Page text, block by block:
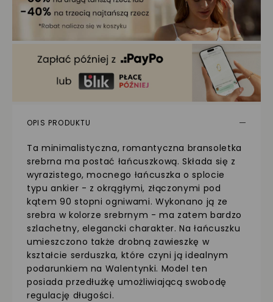
OPIS PRODUKTU
Ta minimalistyczna, romantyczna bransoletka
srebrna ma postać łańcuszkową. Składa się z
wyrazistego, mocnego łańcuszka o splocie
typu ankier - z okrągłymi, złączonymi pod
kątem 90 stopni ogniwami. Wykonano ją ze
srebra w kolorze srebrnym - ma zatem bardzo
szlachetny, elegancki charakter. Na łańcuszku
umieszczono także drobną zawieszkę w
kształcie serduszka, które czyni ją idealnym
podarunkiem na Walentynki. Model ten
posiada przedłużkę umożliwiającą swobodę
regulację długości.